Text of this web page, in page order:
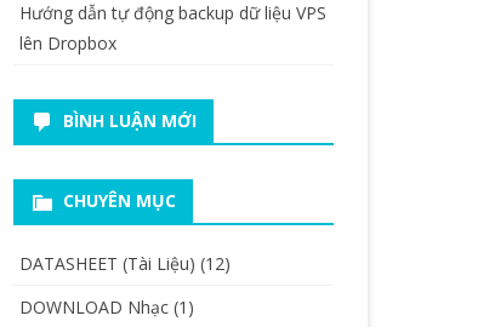
Hướng dẫn tự động backup dữ liệu VPS
lên Dropbox
BÌNH LUẬN MỚI
CHUYÊN MỤC
DATASHEET (Tài Liệu) (12)
DOWNLOAD Nhạc(1)